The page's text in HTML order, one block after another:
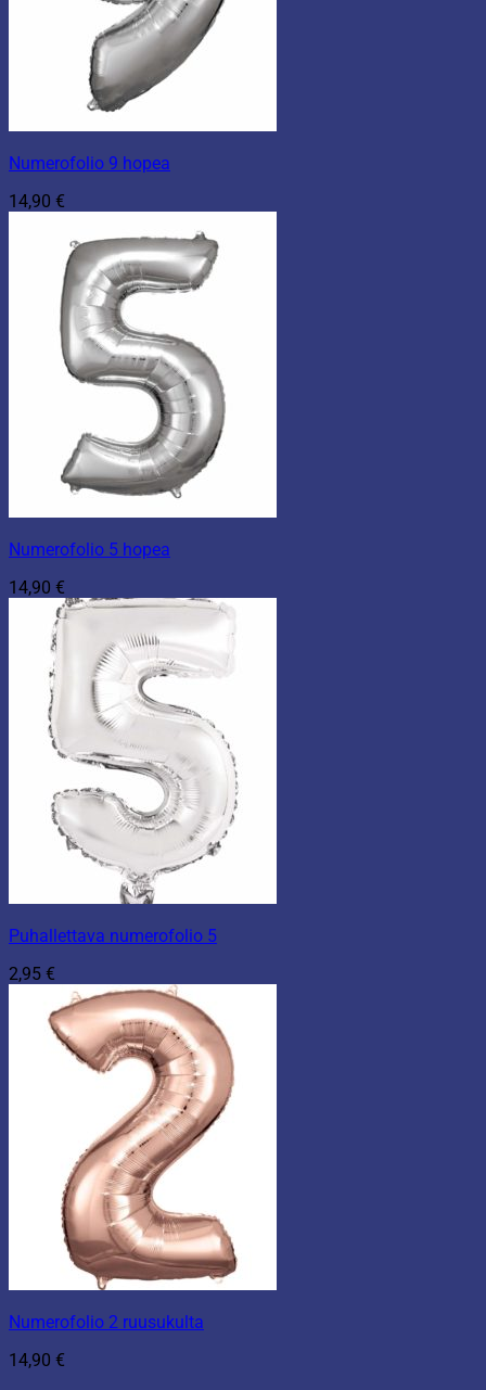
Numerofolio 9 hopea
14,90 €
Numerofolio 5 hopea
14,90 €
Puhallettava numerofolio 5
2,95 €
Numerofolio 2 ruusukulta
14,90 €